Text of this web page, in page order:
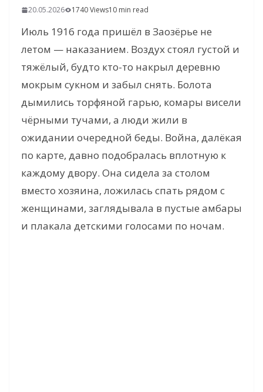
20.05.2026 1740 Views10 min read
Июль 1916 года пришёл в Заозёрье не
летом — наказанием. Воздух стоял густой и
тяжёлый, будто кто-то накрыл деревню
мокрым сукном и забыл снять. Болота
дымились торфяной гарью, комары висели
чёрными тучами, а люди жили в
ожидании очередной беды. Война, далёкая
по карте, давно подобралась вплотную к
каждому двору. Она сидела за столом
вместо хозяина, ложилась спать рядом с
женщинами, заглядывала в пустые амбары
и плакала детскими голосами по ночам.